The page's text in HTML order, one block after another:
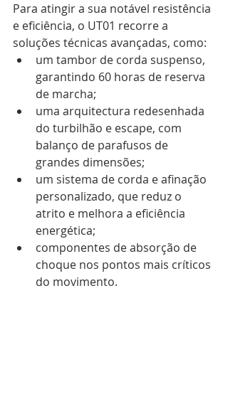
Para atingir a sua notável resistência
e eficiência, o UT01 recorre a
soluções técnicas avançadas, como:
um tambor de corda suspenso,
garantindo 60 horas de reserva
de marcha;
uma arquitectura redesenhada
do turbilhão e escape, com
balanço de parafusos de
grandes dimensões;
um sistema de corda e afinação
personalizado, que reduz o
atrito e melhora a eficiência
energética;
componentes de absorção de
choque nos pontos mais críticos
do movimento.